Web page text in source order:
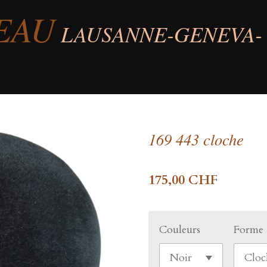
LAUSANNE-GENEVA-
169 443 cloche
175,00 CHF
Couleurs Forme